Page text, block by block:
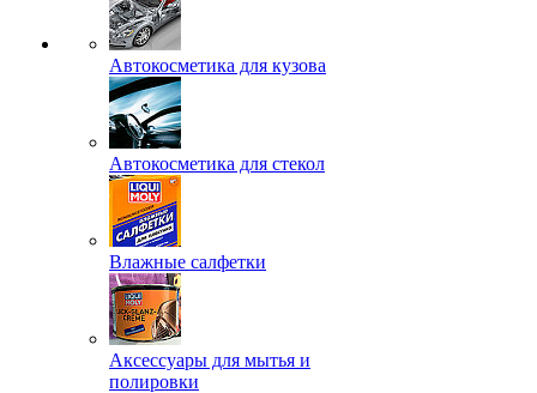
Автокосметика для кузова
Автокосметика для стекол
Влажные салфетки
Аксессуары для мытья и
полировки